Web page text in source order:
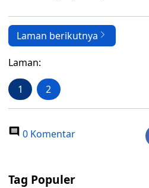
Laman berikutnya
Laman:
1 2
0 Komentar
Tag Populer